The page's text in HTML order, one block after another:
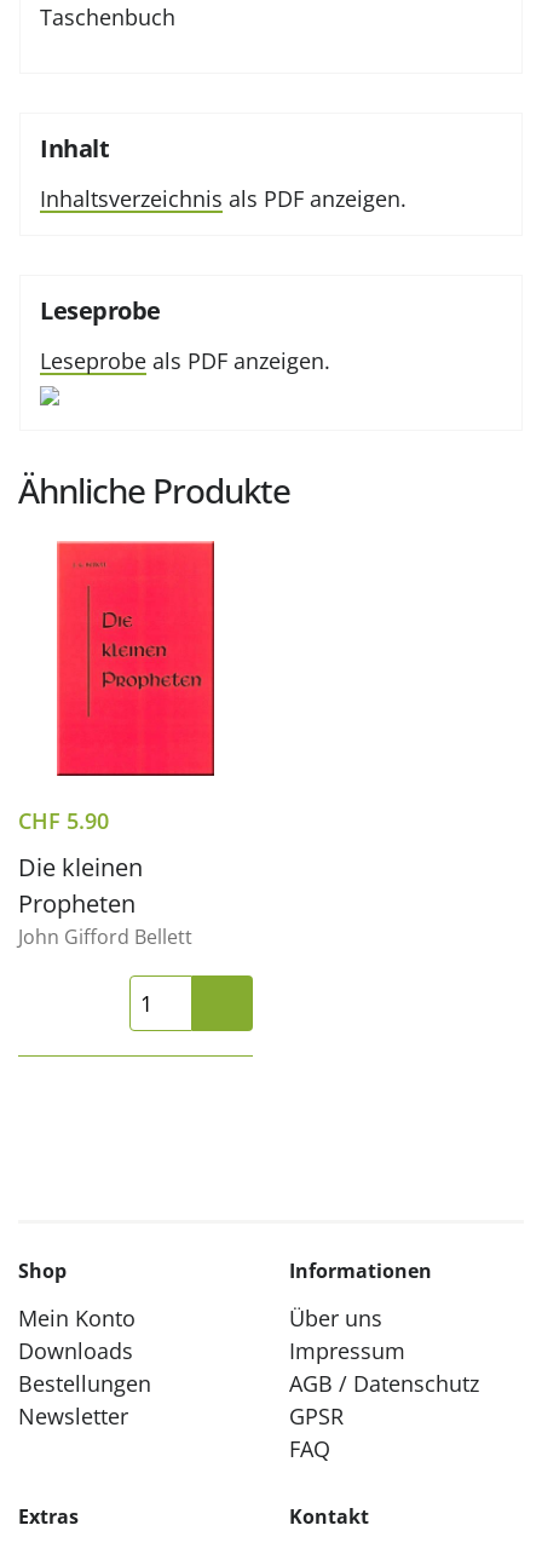
Taschenbuch
Inhalt
Inhaltsverzeichnis als PDF anzeigen.
Leseprobe
Leseprobe als PDF anzeigen.
Ähnliche Produkte
CHF 5.90
Die kleinen
Propheten
John Gifford Bellett
Shop
Mein Konto
Downloads
Bestellungen
Newsletter
Informationen
Über uns
Impressum
AGB / Datenschutz
GPSR
FAQ
Extras Kontakt